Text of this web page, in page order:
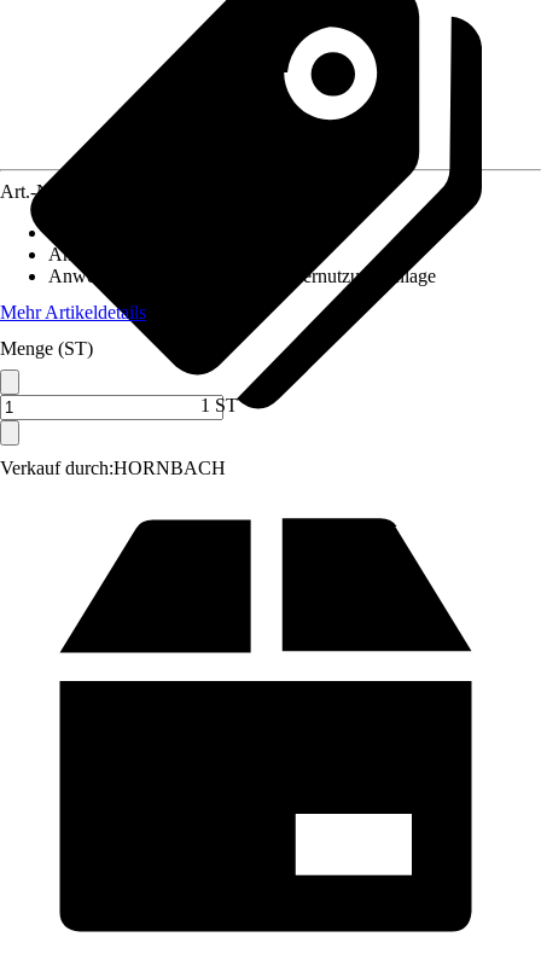
Verkauf durch:HORNBACH
Art.-Nr.
Anwendung
Anwendungsbereich
Regenwassernutzungsanlage
Mehr Artikeldetails
Menge (ST)
1 ST